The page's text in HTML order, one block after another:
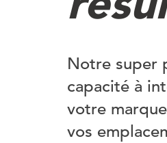
Notre super
capacité à
votre
vos